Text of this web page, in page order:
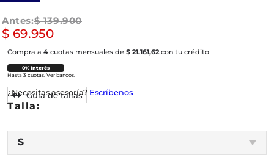
$ 139.900
$ 69.950
Compra a 4 cuotas mensuales de $ 21.161,62 con tu crédito
0% Interés
Hasta 3 cuotas. Ver bancos.
S
Guía de tallas
¿Necesitas asesoría? Escríbenos